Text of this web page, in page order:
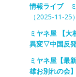
情報ライブ
（2025-11-25）
ミヤネ屋 【
異変▽中国反発
ミヤネ屋【最
雄お別れの会】